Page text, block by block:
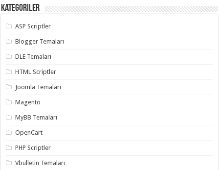
asansörlü
taşıma,
evden
taşımacılık,
organizasyon,
organizasyon,
organizasyon,
gaziantep
organizasyon,
gaziantep
organizasyon,
gaziantep
organizasyon
gaziantep
palyaço,
twitter
takipçi
hilesi
Kategoriler
ASP Scriptler
Blogger Temaları
DLE Temaları
HTML Scriptler
Joomla Temaları
Magento
MyBB Temaları
OpenCart
PHP Scriptler
Vbulletin Temaları